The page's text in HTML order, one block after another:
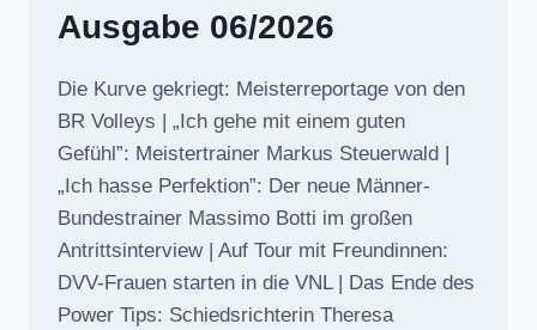
Ausgabe 06/2026
Die Kurve gekriegt: Meisterreportage von den
BR Volleys | „Ich gehe mit einem guten
Gefühl”: Meistertrainer Markus Steuerwald |
„Ich hasse Perfektion”: Der neue Männer-
Bundestrainer Massimo Botti im großen
Antrittsinterview | Auf Tour mit Freundinnen:
DVV-Frauen starten in die VNL | Das Ende des
Power Tips: Schiedsrichterin Theresa